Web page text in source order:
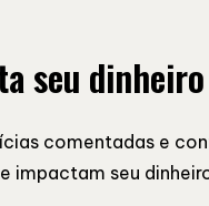
seu dinheiro
comentadas e
impactam seu